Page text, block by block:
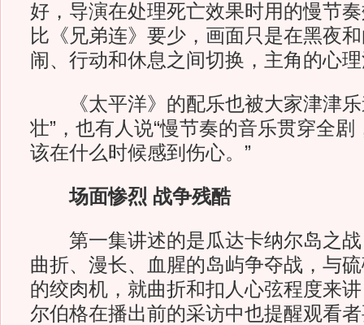
好，导演在处理死亡效果时用的慢节
比《兄弟连》要少，画面只是在黑夜
闹、行动和休息之间切换，主角的心
《太平洋》的配乐也被大家津津乐
壮”，也有人说“慢节奏的音乐贯穿全
该在什么时候感到伤心。”
场面惨烈 战争残酷
第一集讲述的是瓜达卡纳尔岛之战
曲折、漫长、血腥的岛屿争夺战，与
的绞肉机，就曲折和扣人心弦程度来
尔伯格在播出前的采访中也提醒观看